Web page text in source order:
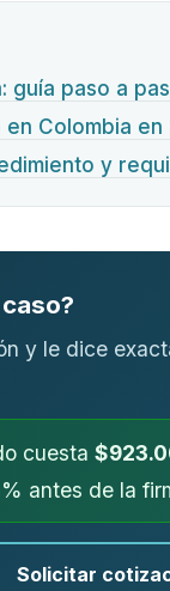
guía paso a
Colombia en
y
y le dice
cuesta
antes de la
Solicitar